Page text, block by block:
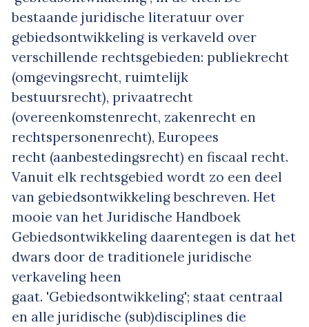
bestaande juridische literatuur over
gebiedsontwikkeling is verkaveld over
verschillende rechtsgebieden: publiekrecht
(omgevingsrecht, ruimtelijk
bestuursrecht), privaatrecht
(overeenkomstenrecht, zakenrecht en
rechtspersonenrecht), Europees
recht (aanbestedingsrecht) en fiscaal recht.
Vanuit elk rechtsgebied wordt zo een deel
van gebiedsontwikkeling beschreven. Het
mooie van het Juridische Handboek
Gebiedsontwikkeling daarentegen is dat het
dwars door de traditionele juridische
verkaveling heen
gaat. 'Gebiedsontwikkeling'; staat centraal
en alle juridische (sub)disciplines die